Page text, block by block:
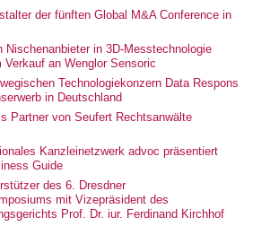
der fünften Global M&A Conference in
Nischenanbieter in 3D-Messtechnologie
Verkauf an Wenglor Sensoric
Technologiekonzern Data Respons
in Deutschland
Partner von Seufert Rechtsanwälte
Kanzleinetzwerk advoc präsentiert
Guide
des 6. Dresdner
mit Vizepräsident des
Prof. Dr. iur. Ferdinand Kirchhof